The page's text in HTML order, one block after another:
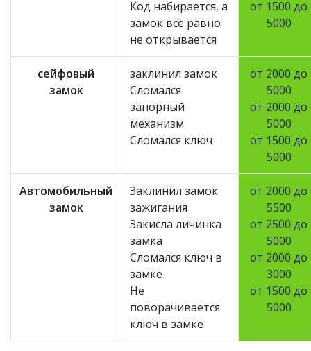
Код набирается, а
замок все равно
не открывается
от 1500 до
5000
сейфовый
замок
заклинил замок
Сломался
запорный
механизм
Сломался ключ
от 2000 до
5000
от 2000 до
5000
от 1500 до
5000
Автомобильный
замок
Заклинил замок
зажигания
Закисла личинка
замка
Сломался ключ в
замке
Не
поворачивается
ключ в замке
от 2000 до
5500
от 2500 до
5000
от 2000 до
3000
от 1500 до
5000